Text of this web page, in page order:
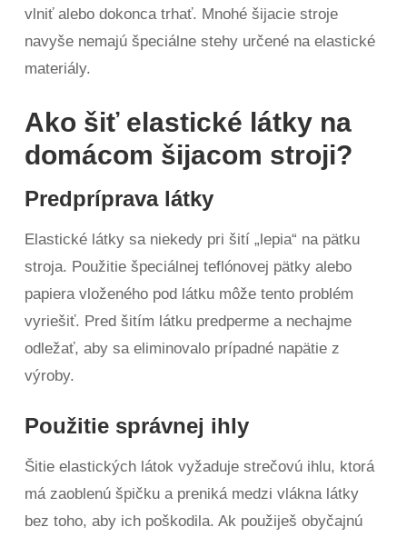
vlniť alebo dokonca trhať. Mnohé šijacie stroje
navyše nemajú špeciálne stehy určené na elastické
materiály.
Ako šiť elastické látky na
domácom šijacom stroji?
Predpríprava látky
Elastické látky sa niekedy pri šití „lepia“ na pätku
stroja. Použitie špeciálnej teflónovej pätky alebo
papiera vloženého pod látku môže tento problém
vyriešiť. Pred šitím látku predperme a nechajme
odležať, aby sa eliminovalo prípadné napätie z
výroby.
Použitie správnej ihly
Šitie elastických látok vyžaduje strečovú ihlu, ktorá
má zaoblenú špičku a preniká medzi vlákna látky
bez toho, aby ich poškodila. Ak použiješ obyčajnú